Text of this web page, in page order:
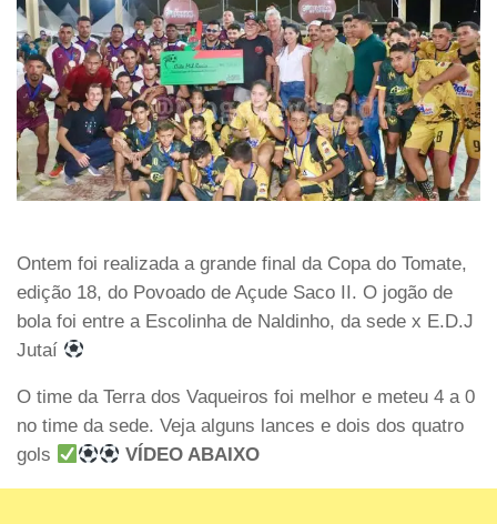
Ontem foi realizada a grande final da Copa do Tomate,
edição 18, do Povoado de Açude Saco II. O jogão de
bola foi entre a Escolinha de Naldinho, da sede x E.D.J
Jutaí
O time da Terra dos Vaqueiros foi melhor e meteu 4 a 0
no time da sede. Veja alguns lances e dois dos quatro
gols
VÍDEO ABAIXO